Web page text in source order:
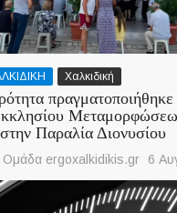
Χαλκιδική
Παραλία Διονυσίου
Ομάδα ergoxalkidikis.gr 6